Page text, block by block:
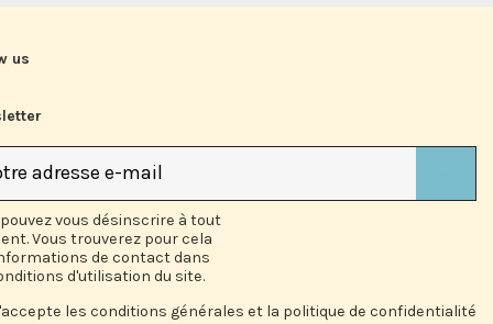
us
vous désinscrire à tout
Vous trouverez pour cela
de contact dans
d'utilisation du site.
les conditions générales et la politique de confidentialité